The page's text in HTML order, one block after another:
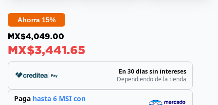
Ahorra 15%
MX$4,049.00
MX$3,441.65
En 30 días sin intereses
Dependiendo de la tienda
Paga hasta 6 MSI con